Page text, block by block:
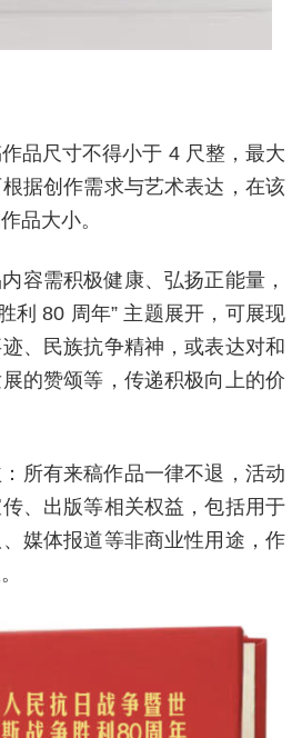
品尺寸不得小于 4 尺整，最大
据创作需求与艺术表达，在该
品大小。
容需积极健康、弘扬正能量，
利 80 周年” 主题展开，可展现
、民族抗争精神，或表达对和
的赞颂等，传递积极向上的价
所有来稿作品一律不退，活动
、出版等相关权益，包括用于
媒体报道等非商业性用途，作